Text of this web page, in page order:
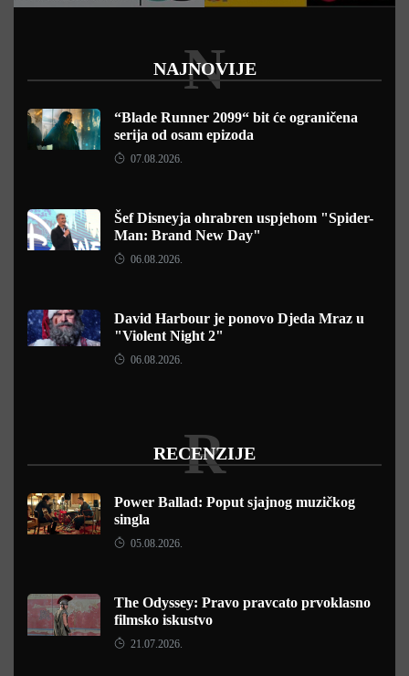
NAJNOVIJE
N
“Blade Runner 2099“ bit će ograničena
serija od osam epizoda
07.08.2026.
Šef Disneyja ohrabren uspjehom "Spider-
Man: Brand New Day"
06.08.2026.
David Harbour je ponovo Djeda Mraz u
"Violent Night 2"
06.08.2026.
RECENZIJE
R
Power Ballad: Poput sjajnog muzičkog
singla
05.08.2026.
The Odyssey: Pravo pravcato prvoklasno
filmsko iskustvo
21.07.2026.